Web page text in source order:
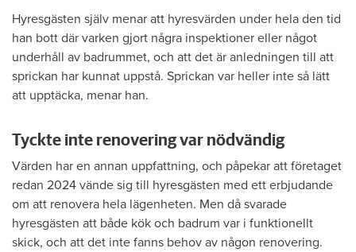
Hyresgästen själv menar att hyresvärden under hela den tid
han bott där varken gjort några inspektioner eller något
underhåll av badrummet, och att det är anledningen till att
sprickan har kunnat uppstå. Sprickan var heller inte så lätt
att upptäcka, menar han.
Tyckte inte renovering var nödvändig
Värden har en annan uppfattning, och påpekar att företaget
redan 2024 vände sig till hyresgästen med ett erbjudande
om att renovera hela lägenheten. Men då svarade
hyresgästen att både kök och badrum var i funktionellt
skick, och att det inte fanns behov av någon renovering.